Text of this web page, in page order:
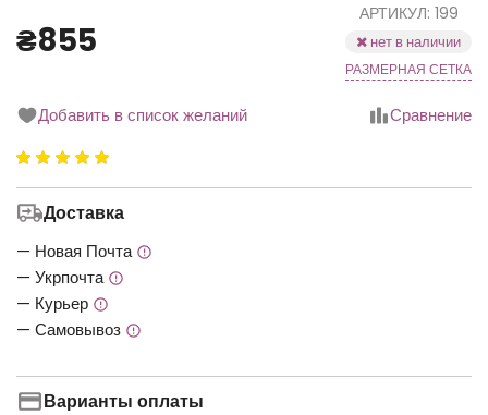
₴855
АРТИКУЛ: 199
нет в наличии
РАЗМЕРНАЯ СЕТКА
Добавить в список желаний Сравнение
5.00з
5
Доставка
— Новая Почта
— Укрпочта
— Курьер
— Самовывоз
Варианты оплаты